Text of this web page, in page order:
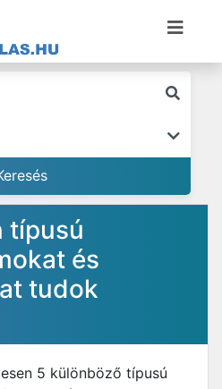
típusú
és
tudok
5 különböző típusú